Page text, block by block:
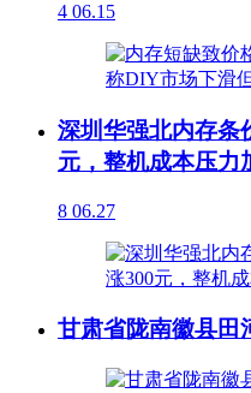
4 06.15
深圳华强北内存条
元，整机成本压力
8 06.27
甘肃省陇南徽县田